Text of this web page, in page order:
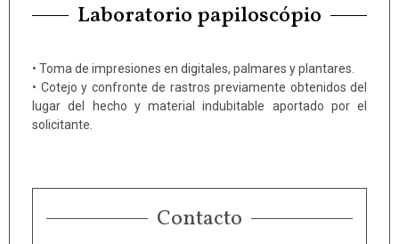
Laboratorio papiloscópio
• Toma de impresiones en digitales, palmares y plantares.
• Cotejo y confronte de rastros previamente obtenidos del
lugar del hecho y material indubitable aportado por el
solicitante.
Contacto